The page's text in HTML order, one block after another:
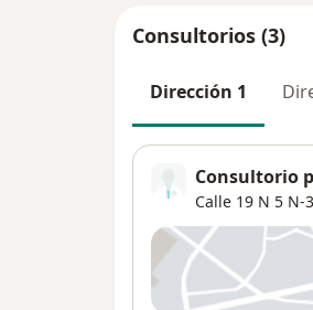
Consultorios (3)
Dirección 1
Consultorio
Calle 19 N 5 N-